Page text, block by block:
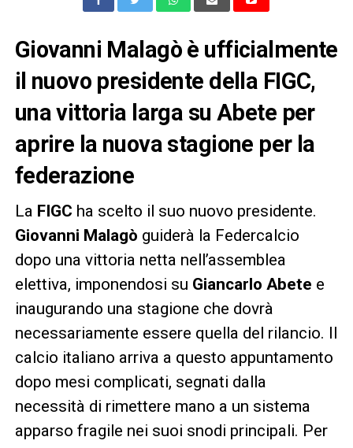
Giovanni Malagò è ufficialmente
il nuovo presidente della FIGC,
una vittoria larga su Abete per
aprire la nuova stagione per la
federazione
La FIGC ha scelto il suo nuovo presidente.
Giovanni Malagò guiderà la Federcalcio
dopo una vittoria netta nell’assemblea
elettiva, imponendosi su Giancarlo Abete e
inaugurando una stagione che dovrà
necessariamente essere quella del rilancio. Il
calcio italiano arriva a questo appuntamento
dopo mesi complicati, segnati dalla
necessità di rimettere mano a un sistema
apparso fragile nei suoi snodi principali. Per